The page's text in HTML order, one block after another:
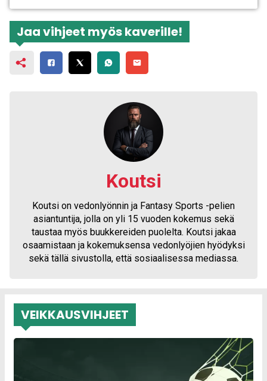
Jaa vihjeet myös kaverille!
Koutsi
Koutsi on vedonlyönnin ja Fantasy Sports -pelien
asiantuntija, jolla on yli 15 vuoden kokemus sekä
taustaa myös buukkereiden puolelta. Koutsi jakaa
osaamistaan ja kokemuksensa vedonlyöjien hyödyksi
sekä tällä sivustolla, että sosiaalisessa mediassa.
VEIKKAUSVIHJEET